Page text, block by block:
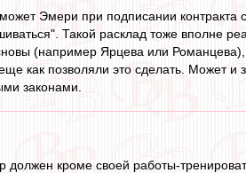
Эмери при подписании контракта
Такой расклад тоже вполне
(например Ярцева или
как позволяли это сделать. Может и
законами.
кроме своей работы-